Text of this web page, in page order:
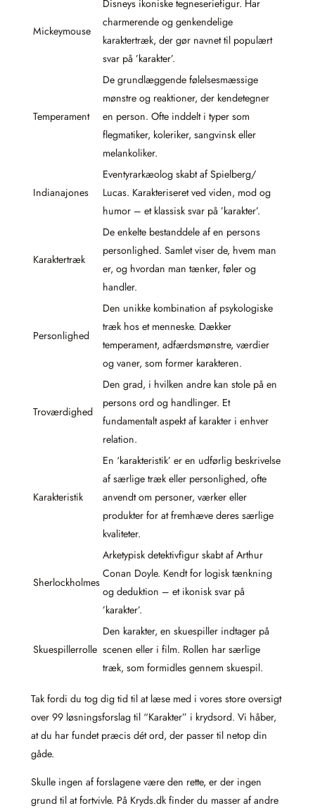
Mickeymouse
Disneys ikoniske tegneseriefigur. Har
charmerende og genkendelige
karaktertræk, der gør navnet til populært
svar på ’karakter’.
Temperament
De grundlæggende følelsesmæssige
mønstre og reaktioner, der kendetegner
en person. Ofte inddelt i typer som
flegmatiker, koleriker, sangvinsk eller
melankoliker.
Indianajones
Eventyrarkæolog skabt af Spielberg/
Lucas. Karakteriseret ved viden, mod og
humor – et klassisk svar på ’karakter’.
Karaktertræk
De enkelte bestanddele af en persons
personlighed. Samlet viser de, hvem man
er, og hvordan man tænker, føler og
handler.
Personlighed
Den unikke kombination af psykologiske
træk hos et menneske. Dækker
temperament, adfærdsmønstre, værdier
og vaner, som former karakteren.
Troværdighed
Den grad, i hvilken andre kan stole på en
persons ord og handlinger. Et
fundamentalt aspekt af karakter i enhver
relation.
Karakteristik
En ‘karakteristik’ er en udførlig beskrivelse
af særlige træk eller personlighed, ofte
anvendt om personer, værker eller
produkter for at fremhæve deres særlige
kvaliteter.
Sherlockholmes
Arketypisk detektivfigur skabt af Arthur
Conan Doyle. Kendt for logisk tænkning
og deduktion – et ikonisk svar på
’karakter’.
Skuespillerrolle
Den karakter, en skuespiller indtager på
scenen eller i film. Rollen har særlige
træk, som formidles gennem skuespil.
Tak fordi du tog dig tid til at læse med i vores store oversigt
over 99 løsningsforslag til “Karakter” i krydsord. Vi håber,
at du har fundet præcis dét ord, der passer til netop din
gåde.
Skulle ingen af forslagene være den rette, er der ingen
grund til at fortvivle. På Kryds.dk finder du masser af andre